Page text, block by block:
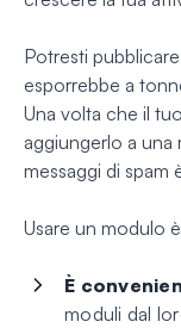
Potresti
esporrebbe a
Una volta che il
aggiungerlo a una
messaggi di spam
Usare un modulo
È
moduli dal